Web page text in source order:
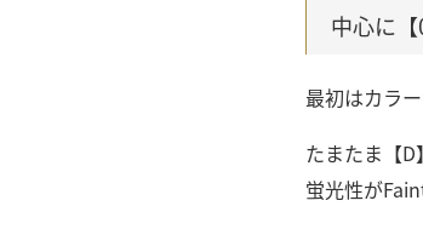
中心に
最初はカラ
たまたま【D
蛍光性が